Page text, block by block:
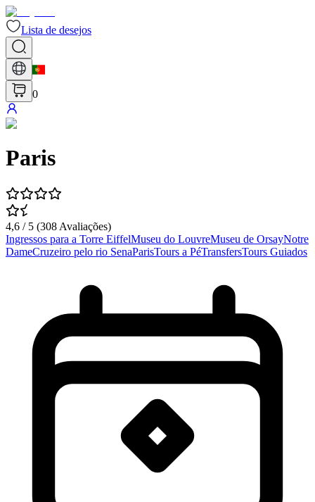
Lista de desejos
0
Paris
4,6 / 5 (308 Avaliações)
Ingressos para a Torre EiffelMuseu do LouvreMuseu de OrsayNotre
DameCruzeiro pelo rio SenaParisTours a PéTransfersTours Guiados